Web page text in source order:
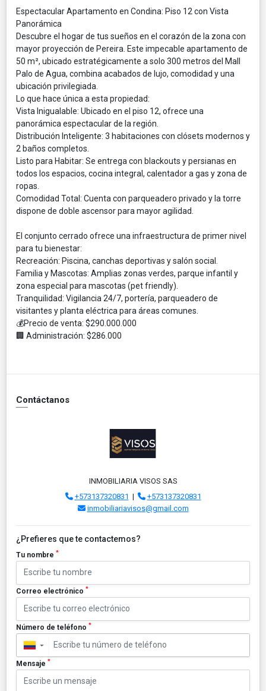
Espectacular Apartamento en Condina: Piso 12 con Vista
Panorámica
Descubre el hogar de tus sueños en el corazón de la zona con
mayor proyección de Pereira. Este impecable apartamento de
50 m², ubicado estratégicamente a solo 300 metros del Mall
Palo de Agua, combina acabados de lujo, comodidad y una
ubicación privilegiada.
Lo que hace única a esta propiedad:
Vista Inigualable: Ubicado en el piso 12, ofrece una
panorámica espectacular de la región.
Distribución Inteligente: 3 habitaciones con clósets modernos y
2 baños completos.
Listo para Habitar: Se entrega con blackouts y persianas en
todos los espacios, cocina integral, calentador a gas y zona de
ropas.
Comodidad Total: Cuenta con parqueadero privado y la torre
dispone de doble ascensor para mayor agilidad.
El conjunto cerrado ofrece una infraestructura de primer nivel
para tu bienestar:
Recreación: Piscina, canchas deportivas y salón social.
Familia y Mascotas: Amplias zonas verdes, parque infantil y
zona especial para mascotas (pet friendly).
Tranquilidad: Vigilancia 24/7, portería, parqueadero de
visitantes y planta eléctrica para áreas comunes.
💰Precio de venta: $290.000.000
🏢 Administración: $286.000
Contáctanos
INMOBILIARIA VISOS SAS
+573137320831 |
+573137320831
inmobiliariavisos@gmail.com
¿Prefieres que te contactemos?
Tu nombre *
Correo electrónico *
Número de teléfono *
▼
Mensaje *